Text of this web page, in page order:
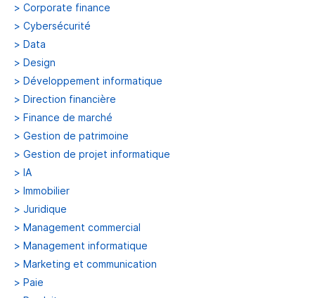
> Corporate finance
> Cybersécurité
> Data
> Design
> Développement informatique
> Direction financière
> Finance de marché
> Gestion de patrimoine
> Gestion de projet informatique
> IA
> Immobilier
> Juridique
> Management commercial
> Management informatique
> Marketing et communication
> Paie